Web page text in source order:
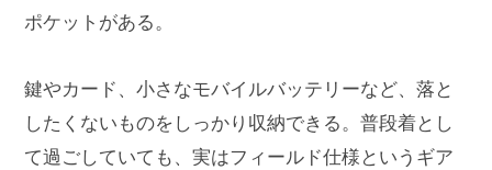
ポケットがある。
鍵やカード、小さなモバイルバッテリーなど、落と
したくないものをしっかり収納できる。普段着とし
て過ごしていても、実はフィールド仕様というギア